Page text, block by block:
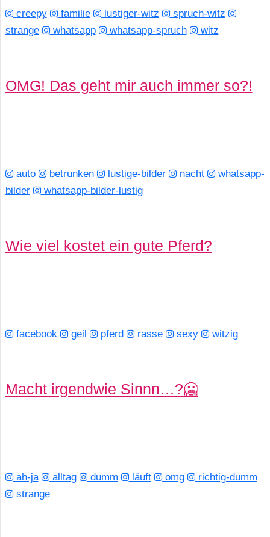
o
r
c
m
creepy familie lustiger-witz
spruch-witz
strange
whatsapp whatsapp-spruch witz
OMG! Das geht mir auch immer so?!
auto betrunken lustige-bilder nacht
whatsapp-
bilder
whatsapp-bilder-lustig
Wie viel kostet ein gute Pferd?
facebook geil pferd rasse sexy witzig
Macht irgendwie Sinnn…?🥶
ah-ja alltag dumm läuft omg
richtig-dumm
strange